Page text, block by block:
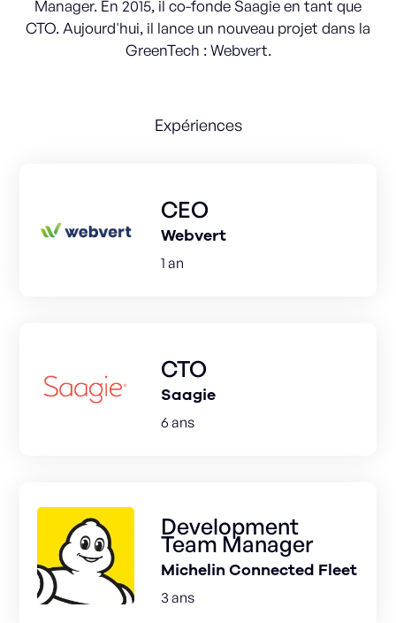
Manager. En 2015, il co-fonde Saagie en tant que
CTO. Aujourd'hui, il lance un nouveau projet dans la
GreenTech : Webvert.
Expériences
CEO
Webvert
1 an
CTO
Saagie
6 ans
Development
Team Manager
Michelin Connected Fleet
3 ans